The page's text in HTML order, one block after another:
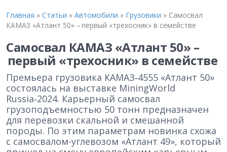
Главная » Статьи » Автомобили » Грузовики » Самосвал
КАМАЗ «Атлант 50» – первый «трехосник» в семействе
Самосвал КАМАЗ «Атлант 50» –
первый «трехосник» в семействе
Премьера грузовика КАМАЗ‑4555 «Атлант 50»
состоялась на выставке MiningWorld
Russia‑2024. Карьерный самосвал
грузоподъемностью 50 тонн предназначен
для перевозки скальной и смешанной
породы. По этим параметрам новинка схожа
с самосвалом-углевозом «Атлант 49», который